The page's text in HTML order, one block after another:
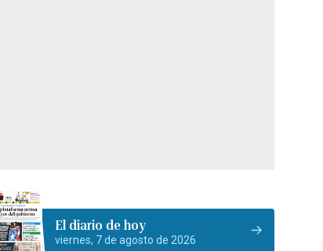
El diario de hoy
viernes, 7 de agosto de 2026